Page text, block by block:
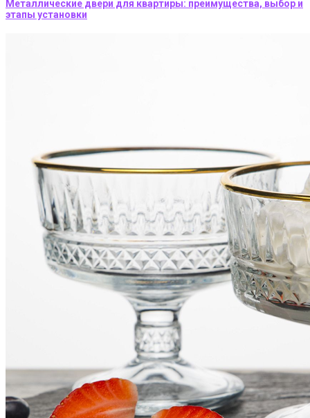
Металлические двери для квартиры: преимущества, выбор и
этапы установки